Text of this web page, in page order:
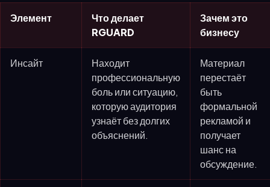
Элемент
Что делает
RGUARD
Зачем это
бизнесу
Инсайт
Находит
профессиональную
боль или ситуацию,
которую аудитория
узнаёт без долгих
объяснений.
Материал
перестаёт
быть
формальной
рекламой и
получает
шанс на
обсуждение.